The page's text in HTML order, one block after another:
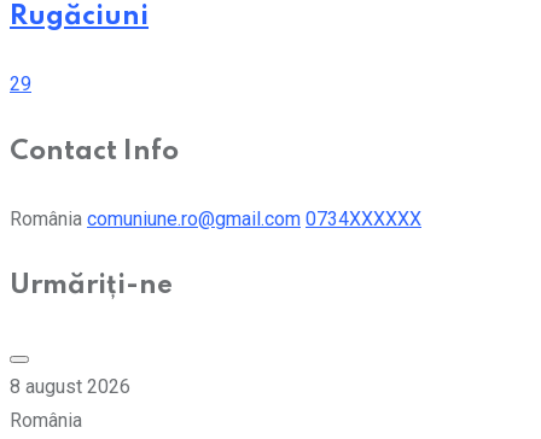
Rugăciuni
29
Contact Info
România comuniune.ro@gmail.com 0734XXXXXX
Urmăriți-ne
8 august 2026
România